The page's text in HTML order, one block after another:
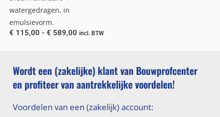
watergedragen, in
emulsievorm.
€ 115,00 - € 589,00 incl. BTW
Wordt een (zakelijke) klant van Bouwprofcenter
en profiteer van aantrekkelijke voordelen!
Voordelen van een (zakelijk) account: